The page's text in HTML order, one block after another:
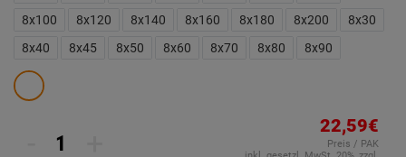
8x100
8x120 8x140 8x160 8x180 8x200
8x30
8x40
8x45 8x50 8x60 8x70 8x80 8x90
22,59€
Preis / PAK